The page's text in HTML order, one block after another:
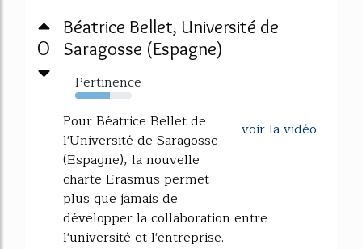
0
Béatrice Bellet, Université de
Saragosse (Espagne)
Pertinence
61%
voir la vidéo
Pour Béatrice Bellet de
l'Université de Saragosse
(Espagne), la nouvelle
charte Erasmus permet
plus que jamais de
développer la collaboration entre
l'université et l'entreprise.